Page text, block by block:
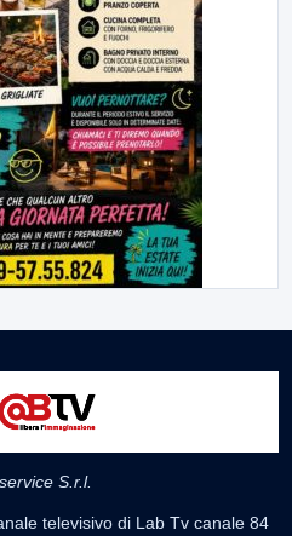
S.r.l.
televisivo di Lab Tv canale 84